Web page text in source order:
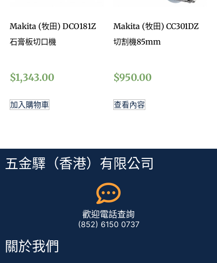
Makita (牧田) DCO181Z
石膏板切口機
$1,343.00
加入購物車
Makita (牧田) CC301DZ
切割機85mm
$950.00
查看內容
五金驛（香港）有限公司
歡迎電話查詢
(852) 6150 0737
關於我們